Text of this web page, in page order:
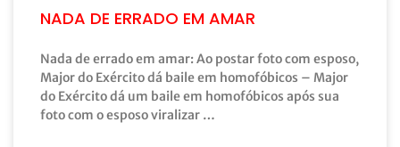
NADA DE ERRADO EM AMAR
Nada de errado em amar: Ao postar foto com esposo,
Major do Exército dá baile em homofóbicos – Major
do Exército dá um baile em homofóbicos após sua
foto com o esposo viralizar …